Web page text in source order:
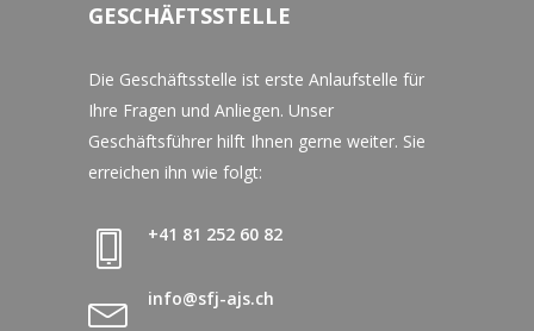
GESCHÄFTSSTELLE
Die Geschäftsstelle ist erste Anlaufstelle für
Ihre Fragen und Anliegen. Unser
Geschäftsführer hilft Ihnen gerne weiter. Sie
erreichen ihn wie folgt:
+41 81 252 60 82
info@sfj-ajs.ch